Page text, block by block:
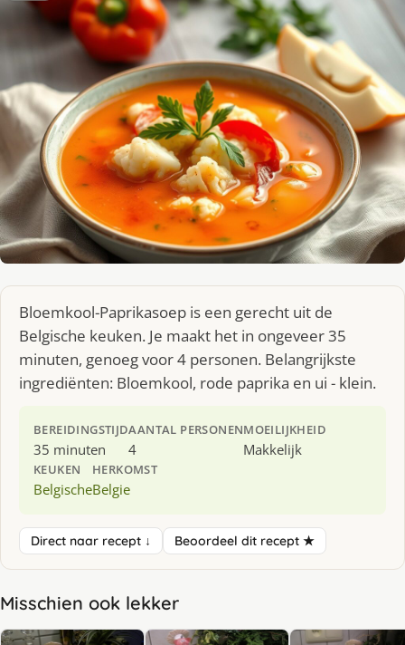
Bloemkool-Paprikasoep is een gerecht uit de
Belgische keuken. Je maakt het in ongeveer 35
minuten, genoeg voor 4 personen. Belangrijkste
ingrediënten: Bloemkool, rode paprika en ui - klein.
BEREIDINGSTIJD
35 minuten
AANTAL PERSONEN
4
MOEILIJKHEID
Makkelijk
KEUKEN
Belgische
HERKOMST
Belgie
Direct naar recept ↓ Beoordeel dit recept ★
Misschien ook lekker